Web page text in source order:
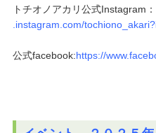
トチオノアカリ公式Instagram：
.instagram.com/tochiono_akari?
公式facebook:https://